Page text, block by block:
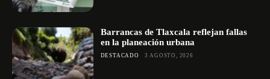
Barrancas de Tlaxcala reflejan fallas
en la planeación urbana
DESTACADO 3 AGOSTO, 2026